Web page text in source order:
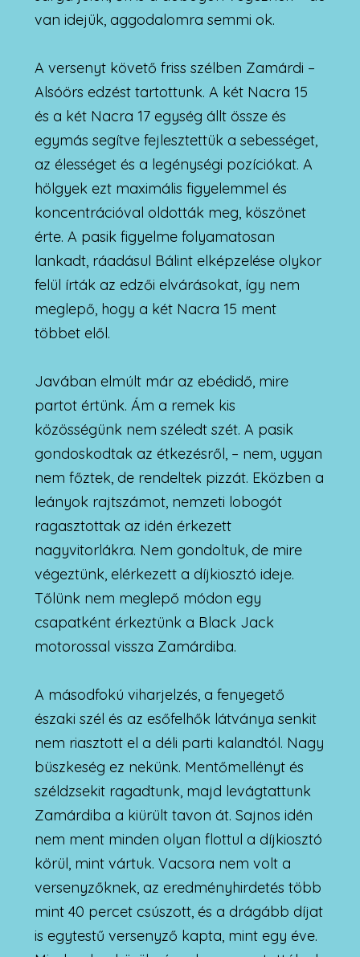
van idejük, aggodalomra semmi ok.
A versenyt követő friss szélben Zamárdi –
Alsóörs edzést tartottunk. A két Nacra 15
és a két Nacra 17 egység állt össze és
egymás segítve fejlesztettük a sebességet,
az élességet és a legénységi pozíciókat. A
hölgyek ezt maximális figyelemmel és
koncentrációval oldották meg, köszönet
érte. A pasik figyelme folyamatosan
lankadt, ráadásul Bálint elképzelése olykor
felül írták az edzői elvárásokat, így nem
meglepő, hogy a két Nacra 15 ment
többet elől.
Javában elmúlt már az ebédidő, mire
partot értünk. Ám a remek kis
közösségünk nem széledt szét. A pasik
gondoskodtak az étkezésről, – nem, ugyan
nem főztek, de rendeltek pizzát. Eközben a
leányok rajtszámot, nemzeti lobogót
ragasztottak az idén érkezett
nagyvitorlákra. Nem gondoltuk, de mire
végeztünk, elérkezett a díjkiosztó ideje.
Tőlünk nem meglepő módon egy
csapatként érkeztünk a Black Jack
motorossal vissza Zamárdiba.
A másodfokú viharjelzés, a fenyegető
északi szél és az esőfelhők látványa senkit
nem riasztott el a déli parti kalandtól. Nagy
büszkeség ez nekünk. Mentőmellényt és
széldzsekit ragadtunk, majd levágtattunk
Zamárdiba a kiürült tavon át. Sajnos idén
nem ment minden olyan flottul a díjkiosztó
körül, mint vártuk. Vacsora nem volt a
versenyzőknek, az eredményhirdetés több
mint 40 percet csúszott, és a drágább díjat
is egytestű versenyző kapta, mint egy éve.